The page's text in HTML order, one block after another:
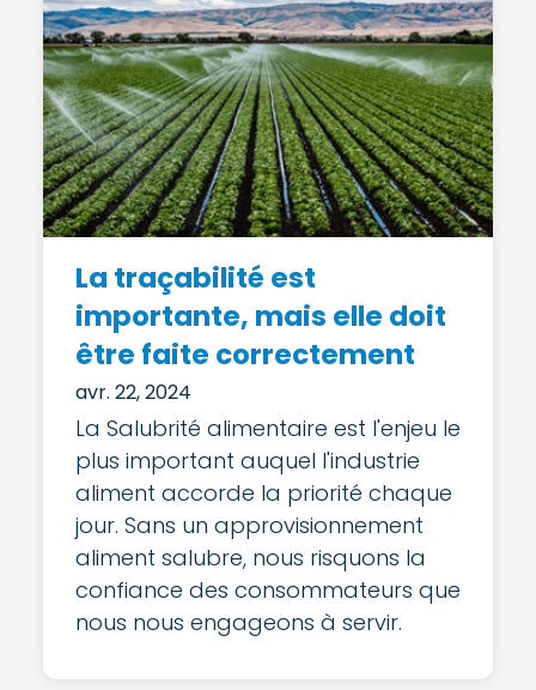
La traçabilité est
importante, mais elle doit
être faite correctement
avr. 22, 2024
La Salubrité alimentaire est l'enjeu le
plus important auquel l'industrie
aliment accorde la priorité chaque
jour. Sans un approvisionnement
aliment salubre, nous risquons la
confiance des consommateurs que
nous nous engageons à servir.